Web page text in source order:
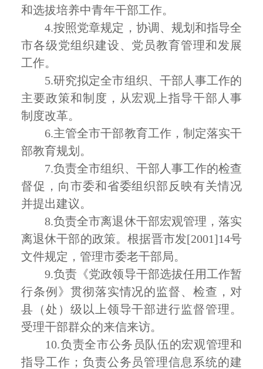
和选拔培养中青年干部工作。
4.按照党章规定，协调、规划和指导全
市各级党组织建设、党员教育管理和发展
工作。
5.研究拟定全市组织、干部人事工作的
主要政策和制度，从宏观上指导干部人事
制度改革。
6.主管全市干部教育工作，制定落实干
部教育规划。
7.负责全市组织、干部人事工作的检查
督促，向市委和省委组织部反映有关情况
并提出建议。
8.负责全市离退休干部宏观管理，落实
离退休干部的政策。根据晋市发[2001]14号
文件规定，管理市委老干部局。
9.负责《党政领导干部选拔任用工作暂
行条例》贯彻落实情况的监督、检查，对
县（处）级以上领导干部进行监督管理。
受理干部群众的来信来访。
10.负责全市公务员队伍的宏观管理和
指导工作；负责公务员管理信息系统的建